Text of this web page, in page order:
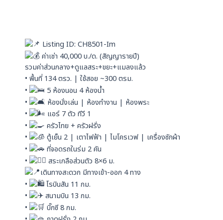
p
p
Listing ID: CH8501-Im
ค่าเช่า 40,000 บ./ด. (สัญญารายปี)
รวมค่าส่วนกลาง+ดูแลสระ+ขยะ+แมลงแล้ว
• พื้นที่ 134 ตรว. | ใช้สอย ~300 ตรม.
•
5 ห้องนอน 4 ห้องน้ำ
•
ห้องนั่งเล่น | ห้องทำงาน | ห้องพระ
•
แอร์ 7 ตัว ทีวี 1
•
ครัวไทย + ครัวฝรั่ง
•
ตู้เย็น 2 | เตาไฟฟ้า | ไมโครเวฟ | เครื่องซักผ้า
•
ที่จอดรถในร่ม 2 คัน
•
สระเกลือส่วนตัว 8×6 ม.
เดินทางสะดวก มีทางเข้า-ออก 4 ทาง
•
โรบินสัน 11 กม.
•
สนามบิน 13 กม.
•
บิ๊กซี 8 กม.